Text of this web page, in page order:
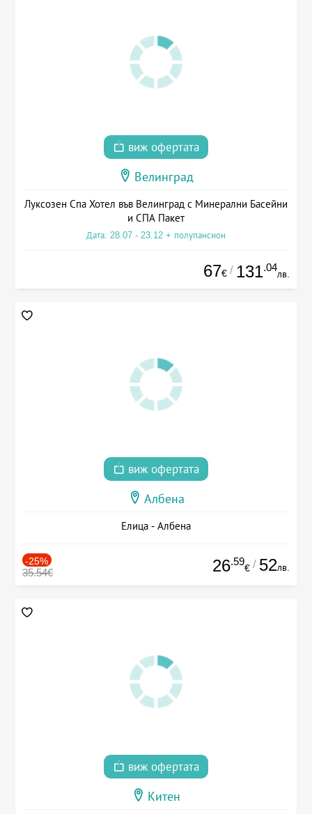
виж офертата
Велинград
Луксозен Спа Хотел във Велинград с Минерални Басейни
и СПА Пакет
Дата: 28.07 - 23.12 + полупансион
67€ / 131.04
лв.
виж офертата
Албена
Елица - Албена
-25%
35.54€ 26.59
€ / 52лв.
виж офертата
Китен